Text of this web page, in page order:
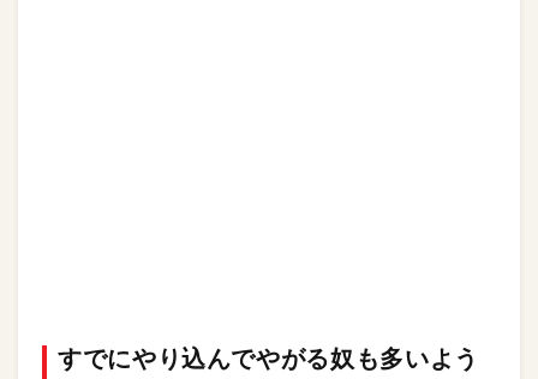
すでにやり込んでやがる奴も多いよう